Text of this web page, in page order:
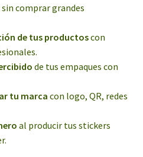
sin comprar grandes
de tus productoscon
de tus empaques con
tu marca con logo, QR, redes
al producir tus stickers